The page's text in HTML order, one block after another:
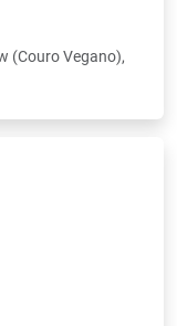
(Couro Vegano),